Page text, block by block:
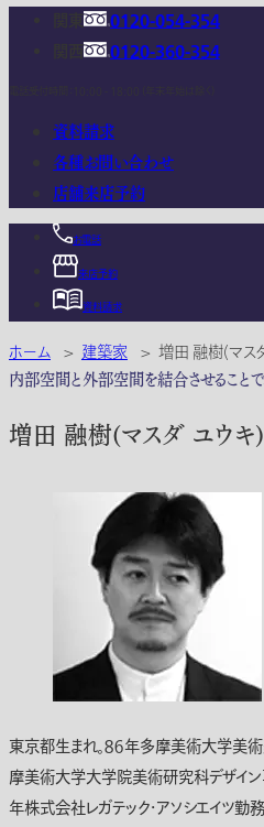
0120-054-354
0120-360-354
資料請求
各種お問い合わせ
店舗来店予約
お電話
来店予約
資料請求
ホーム > 建築家 > 増田 融樹(マス
内部空間と外部空間を結合させること
増田 融樹(マスダ ユウキ)
東京都生まれ。８６年多摩美術大学美
摩美術大学大学院美術研究科デザイ
年株式会社レガテック・アソシエイツ勤